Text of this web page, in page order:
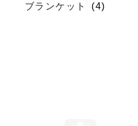
ブランケット
(4)